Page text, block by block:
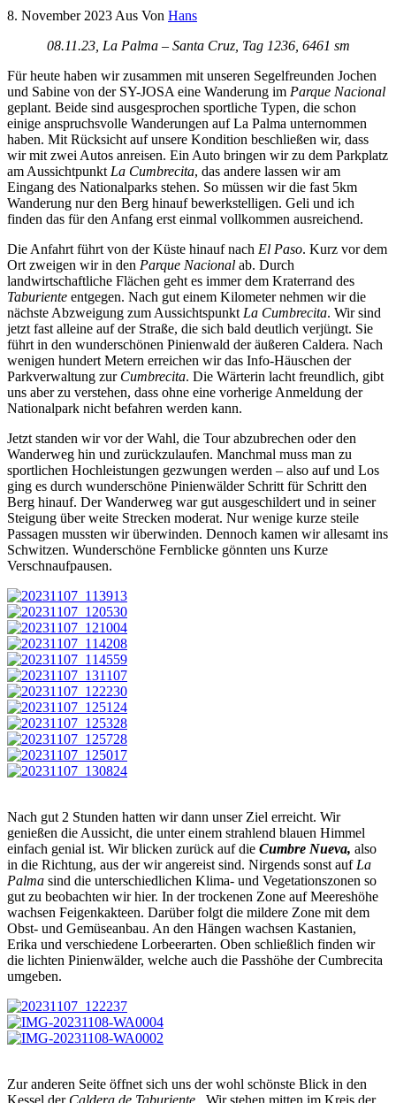
8. November 2023 Aus Von Hans
08.11.23, La Palma – Santa Cruz, Tag 1236, 6461 sm
Für heute haben wir zusammen mit unseren Segelfreunden Jochen
und Sabine von der SY-JOSA eine Wanderung im Parque Nacional
geplant. Beide sind ausgesprochen sportliche Typen, die schon
einige anspruchsvolle Wanderungen auf La Palma unternommen
haben. Mit Rücksicht auf unsere Kondition beschließen wir, dass
wir mit zwei Autos anreisen. Ein Auto bringen wir zu dem Parkplatz
am Aussichtpunkt La Cumbrecita, das andere lassen wir am
Eingang des Nationalparks stehen. So müssen wir die fast 5km
Wanderung nur den Berg hinauf bewerkstelligen. Geli und ich
finden das für den Anfang erst einmal vollkommen ausreichend.
Die Anfahrt führt von der Küste hinauf nach El Paso. Kurz vor dem
Ort zweigen wir in den Parque Nacional ab. Durch
landwirtschaftliche Flächen geht es immer dem Kraterrand des
Taburiente entgegen. Nach gut einem Kilometer nehmen wir die
nächste Abzweigung zum Aussichtspunkt La Cumbrecita. Wir sind
jetzt fast alleine auf der Straße, die sich bald deutlich verjüngt. Sie
führt in den wunderschönen Pinienwald der äußeren Caldera. Nach
wenigen hundert Metern erreichen wir das Info-Häuschen der
Parkverwaltung zur Cumbrecita. Die Wärterin lacht freundlich, gibt
uns aber zu verstehen, dass ohne eine vorherige Anmeldung der
Nationalpark nicht befahren werden kann.
Jetzt standen wir vor der Wahl, die Tour abzubrechen oder den
Wanderweg hin und zurückzulaufen. Manchmal muss man zu
sportlichen Hochleistungen gezwungen werden – also auf und Los
ging es durch wunderschöne Pinienwälder Schritt für Schritt den
Berg hinauf. Der Wanderweg war gut ausgeschildert und in seiner
Steigung über weite Strecken moderat. Nur wenige kurze steile
Passagen mussten wir überwinden. Dennoch kamen wir allesamt ins
Schwitzen. Wunderschöne Fernblicke gönnten uns Kurze
Verschnaufpausen.
Nach gut 2 Stunden hatten wir dann unser Ziel erreicht. Wir
genießen die Aussicht, die unter einem strahlend blauen Himmel
einfach genial ist. Wir blicken zurück auf die Cumbre Nueva, also
in die Richtung, aus der wir angereist sind. Nirgends sonst auf La
Palma sind die unterschiedlichen Klima- und Vegetationszonen so
gut zu beobachten wir hier. In der trockenen Zone auf Meereshöhe
wachsen Feigenkakteen. Darüber folgt die mildere Zone mit dem
Obst- und Gemüseanbau. An den Hängen wachsen Kastanien,
Erika und verschiedene Lorbeerarten. Oben schließlich finden wir
die lichten Pinienwälder, welche auch die Passhöhe der Cumbrecita
umgeben.
Zur anderen Seite öffnet sich uns der wohl schönste Blick in den
Kessel der Caldera de Taburiente . Wir stehen mitten im Kreis der